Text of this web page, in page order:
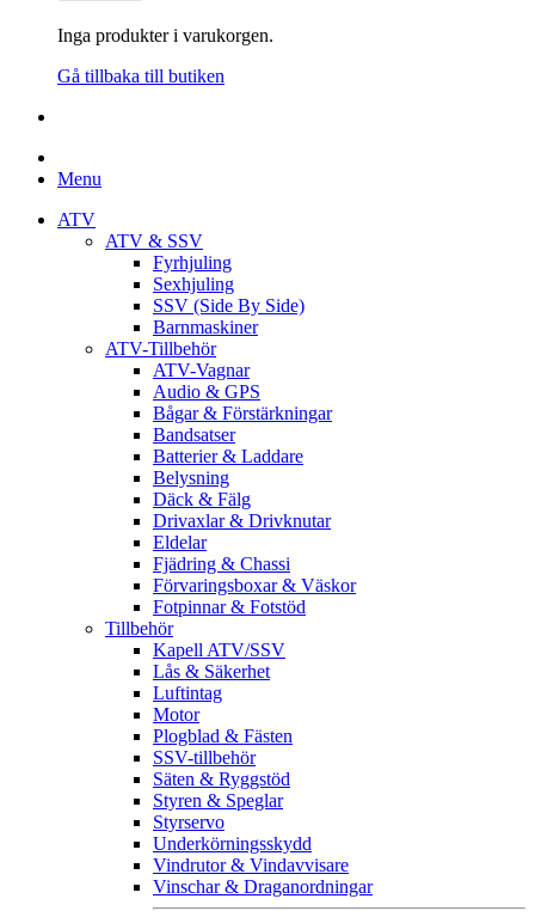
Inga produkter i varukorgen.
Gå tillbaka till butiken
Menu
ATV
ATV & SSV
Fyrhjuling
Sexhjuling
SSV (Side By Side)
Barnmaskiner
ATV-Tillbehör
ATV-Vagnar
Audio & GPS
Bågar & Förstärkningar
Bandsatser
Batterier & Laddare
Belysning
Däck & Fälg
Drivaxlar & Drivknutar
Eldelar
Fjädring & Chassi
Förvaringsboxar & Väskor
Fotpinnar & Fotstöd
Tillbehör
Kapell ATV/SSV
Lås & Säkerhet
Luftintag
Motor
Plogblad & Fästen
SSV-tillbehör
Säten & Ryggstöd
Styren & Speglar
Styrservo
Underkörningsskydd
Vindrutor & Vindavvisare
Vinschar & Draganordningar